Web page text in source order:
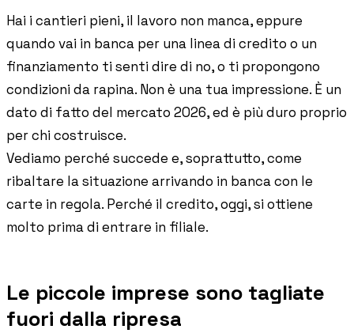
Conversazioni dal vivo e on-demand con il team di Pillar
🇮🇹 Italia 🇲🇽Mexico 🇨🇴 Colombia
🇵🇪 Peru 🇦🇷
🇪🇸
Spain 🇧🇷 🇵🇹 Portugal
🇵🇱Poland 🇬🇧United Kingdom
Hai i cantieri pieni, il lavoro non manca, eppure
quando vai in banca per una linea di credito o un
finanziamento ti senti dire di no, o ti propongono
condizioni da rapina. Non è una tua impressione. È un
dato di fatto del mercato 2026, ed è più duro proprio
per chi costruisce.
Vediamo perché succede e, soprattutto, come
ribaltare la situazione arrivando in banca con le
carte in regola. Perché il credito, oggi, si ottiene
molto prima di entrare in filiale.
Le piccole imprese sono tagliate
fuori dalla ripresa